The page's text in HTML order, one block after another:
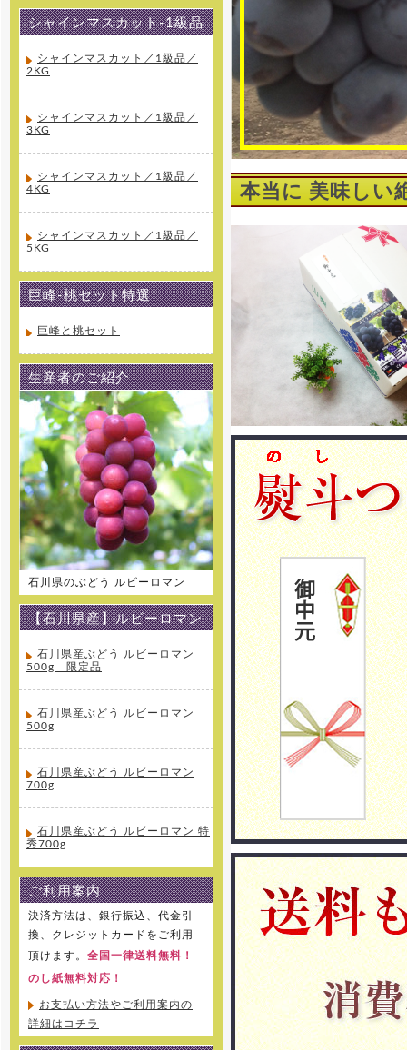
本当に 美味しい
シャインマスカット-1級品
シャインマスカット／1級品／
2KG
シャインマスカット／1級品／
3KG
シャインマスカット／1級品／
4KG
シャインマスカット／1級品／
5KG
巨峰-桃セット特選
巨峰と桃セット
生産者のご紹介
石川県のぶどう ルビーロマン
【石川県産】ルビーロマン
石川県産ぶどう ルビーロマン
500g 限定品
石川県産ぶどう ルビーロマン
500g
石川県産ぶどう ルビーロマン
700g
石川県産ぶどう ルビーロマン 特
秀700g
ご利用案内
決済方法は、銀行振込、代金引
換、クレジットカードをご利用
頂けます。 全国一律送料無料！
のし紙無料対応！
お支払い方法やご利用案内の
詳細はコチラ